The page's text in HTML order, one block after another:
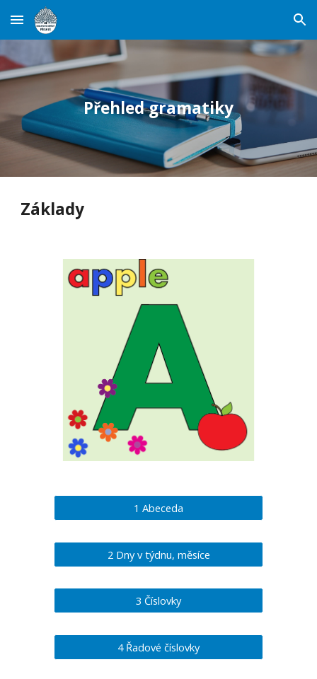
Skip to main content Skip to navigation
Přehled gramatiky
Základy
1 Abeceda
2 Dny v týdnu, měsíce
3 Číslovky
4 Řadové číslovky